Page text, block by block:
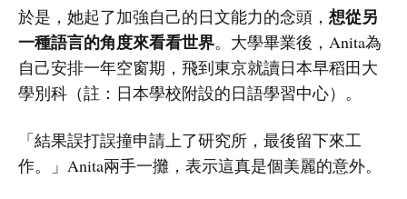
於是，她起了加強自己的日文能力的念頭， 想從另
一種語言的角度來看看世界。大學畢業後，Anita為
自己安排一年空窗期，飛到東京就讀日本早稻田大
學別科（註：日本學校附設的日語學習中心）。
「結果誤打誤撞申請上了研究所，最後留下來工
作。」Anita兩手一攤，表示這真是個美麗的意外。